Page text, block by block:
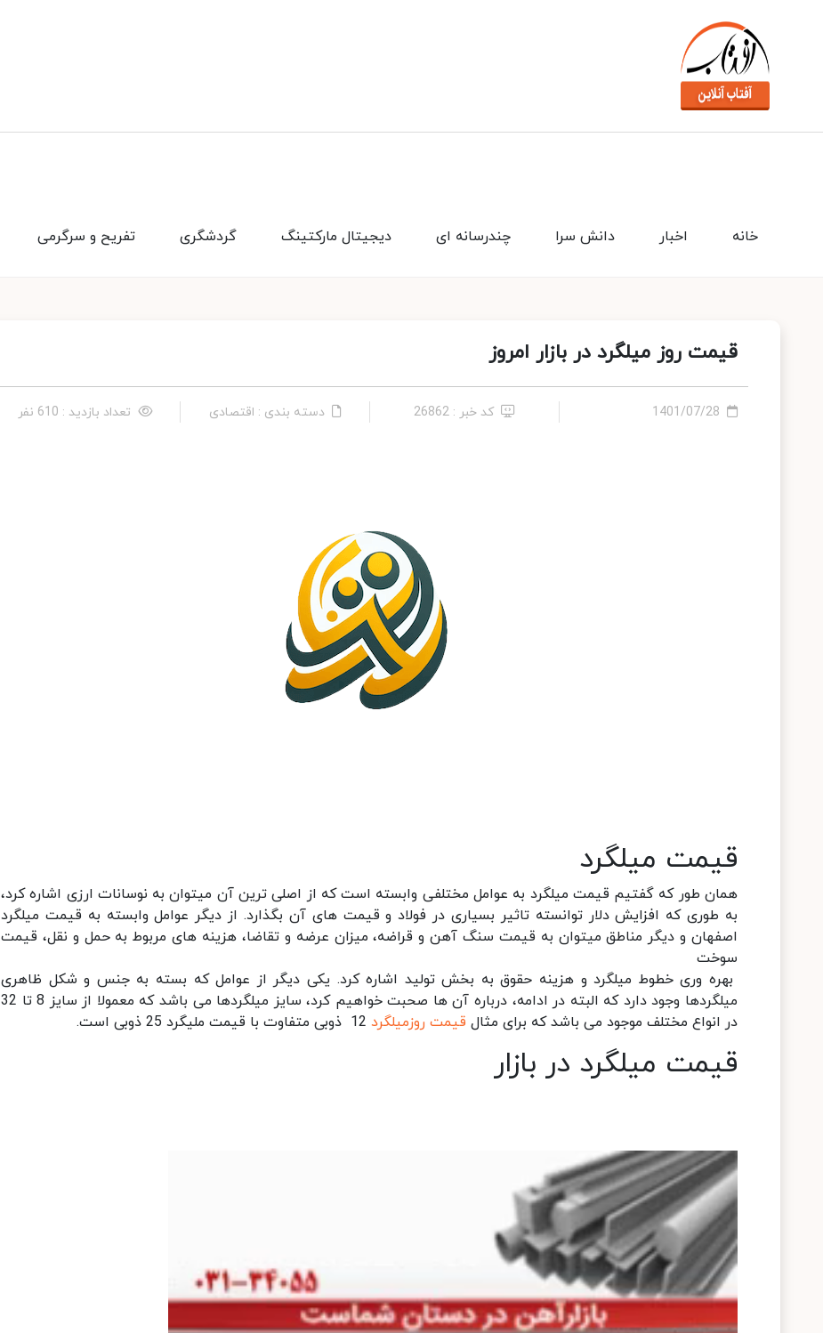
تفریح و سرگرمی گردشگری دیجیتال مارکتینگ چندرسانه ای دانش سرا اخبار خانه
قیمت روز میلگرد در بازار امروز
1401/07/28 کد خبر : 26862 دسته بندی : اقتصادی تعداد بازدید : 610 نفر
قیمت میلگرد
همان طور که گفتیم قیمت میلگرد به عوامل مختلفی وابسته است که از اصلی ترین آن میتوان به نوسانات ارزی اشاره کرد،
به طوری که افزایش دلار توانسته تاثیر بسیاری در فولاد و قیمت های آن بگذارد. از دیگر عوامل وابسته به قیمت میلگرد
اصفهان و دیگر مناطق میتوان به قیمت سنگ آهن و قراضه، میزان عرضه و تقاضا، هزینه های مربوط به حمل و نقل، قیمت
سوخت
بهره وری خطوط میلگرد و هزینه حقوق به بخش تولید اشاره کرد. یکی دیگر از عوامل که بسته به جنس و شکل ظاهری
میلگردها وجود دارد که البته در ادامه، درباره آن ها صحبت خواهیم کرد، سایز میلگردها می باشد که معمولا از سایز 8 تا 32
در انواع مختلف موجود می باشد که برای مثال قیمت روزمیلگرد
قیمت میلگرد در بازار